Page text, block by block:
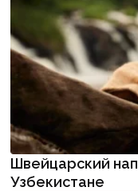
Швейцарский
Узбекистане